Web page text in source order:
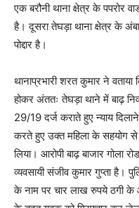
एक बरौनी थाना क्षेत्र के पपरोर
है। दूसरा तेघड़ा थाना क्षेत्र के अंबा
पोद्दार है।
थानाप्रभारी शरत कुमार ने
होकर अंततः तेघड़ा थाने में बाढ़
29/19 दर्ज कराते हुए न्याय दिलाने
करते हुए उक्त महिला के सहयोग से
लिया। आरोपी बाढ़ बाजार गोला
व्यवसायी संजीव कुमार गुप्ता है।
के नाम पर चार लाख रुपये ठगी के